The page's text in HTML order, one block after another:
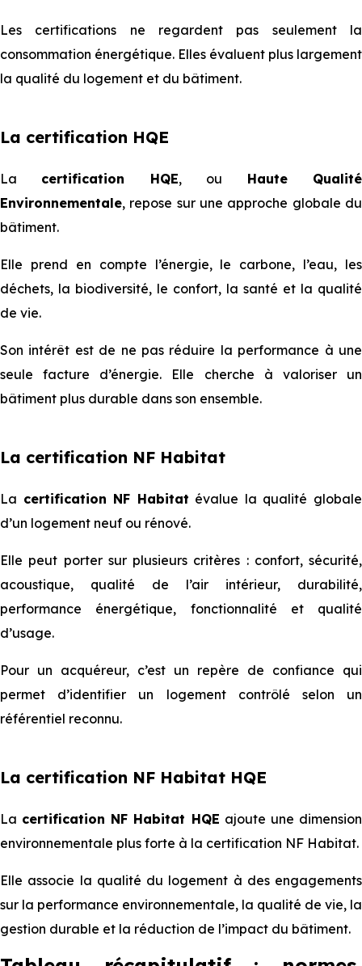
Les certifications ne regardent pas seulement la
consommation énergétique. Elles évaluent plus largement
la qualité du logement et du bâtiment.
La certification HQE
La certification HQE, ou Haute Qualité
Environnementale, repose sur une approche globale du
bâtiment.
Elle prend en compte l’énergie, le carbone, l’eau, les
déchets, la biodiversité, le confort, la santé et la qualité
de vie.
Son intérêt est de ne pas réduire la performance à une
seule facture d’énergie. Elle cherche à valoriser un
bâtiment plus durable dans son ensemble.
La certification NF Habitat
La certification NF Habitat évalue la qualité globale
d’un logement neuf ou rénové.
Elle peut porter sur plusieurs critères : confort, sécurité,
acoustique, qualité de l’air intérieur, durabilité,
performance énergétique, fonctionnalité et qualité
d’usage.
Pour un acquéreur, c’est un repère de confiance qui
permet d’identifier un logement contrôlé selon un
référentiel reconnu.
La certification NF Habitat HQE
La certification NF Habitat HQE ajoute une dimension
environnementale plus forte à la certification NF Habitat.
Elle associe la qualité du logement à des engagements
sur la performance environnementale, la qualité de vie, la
gestion durable et la réduction de l’impact du bâtiment.